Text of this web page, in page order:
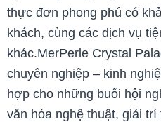
thực đơn phong phú có
khách, cùng các dịch vụ
khác.MerPerle Crystal
chuyên nghiệp – kinh
hợp cho những buổi hội
văn hóa nghệ thuật, giải